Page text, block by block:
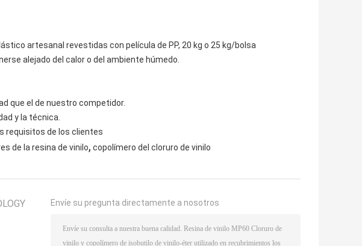
artesanal revestidas con película de PP, 20 kg o 25 kg/bolsa
alejado del calor o del ambiente húmedo.
que el de nuestro competidor.
y la técnica.
requisitos de los clientes
de la resina de vinilo, copolímero del cloruro de vinilo
Envíe su pregunta directamente a nosotros